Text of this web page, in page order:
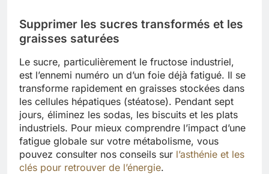
Supprimer les sucres transformés et les
graisses saturées
Le sucre, particulièrement le fructose industriel,
est l’ennemi numéro un d’un foie déjà fatigué. Il se
transforme rapidement en graisses stockées dans
les cellules hépatiques (stéatose). Pendant sept
jours, éliminez les sodas, les biscuits et les plats
industriels. Pour mieux comprendre l’impact d’une
fatigue globale sur votre métabolisme, vous
pouvez consulter nos conseils sur l’asthénie et les
clés pour retrouver de l’énergie.